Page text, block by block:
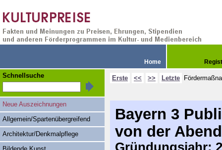
Home
Erste << >> Letzte
Bayern 3
von der
Gründungsjahr:
Schnellsuche
Neue Auszeichnungen
Allgemein/Spartenübergreifend
Architektur/Denkmalpflege